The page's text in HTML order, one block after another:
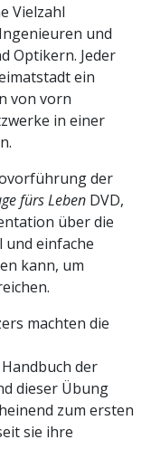
Vielzahl
und
Optikern. Jeder
ein
von vorn
in einer
der
fürs Leben DVD,
über die
einfache
kann, um
machten die
der
dieser Übung
zum ersten
sie ihre